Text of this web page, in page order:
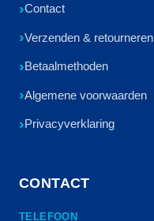
Contact
Verzenden & retourneren
Betaalmethoden
Algemene voorwaarden
Privacyverklaring
CONTACT
TELEFOON